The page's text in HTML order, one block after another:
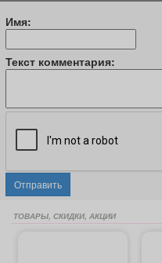
Имя:
Текст комментария:
Отправить
ТОВАРЫ, СКИДКИ, АКЦИИ